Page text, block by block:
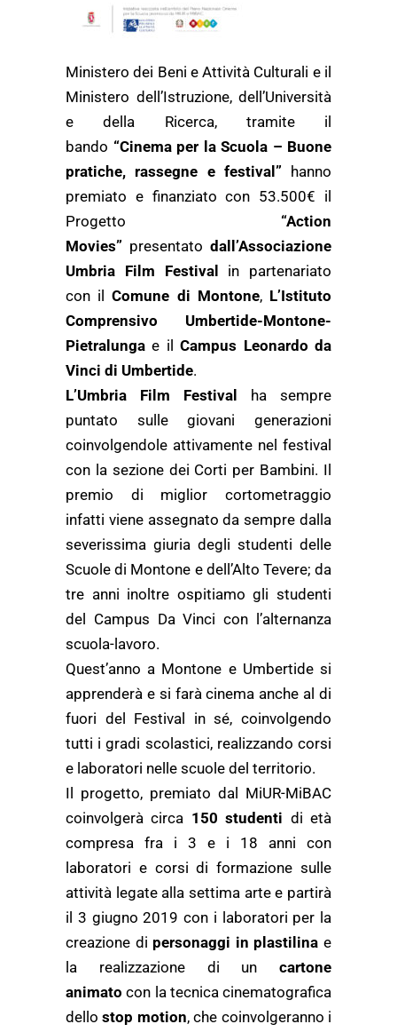
Ministero dei Beni e Attività Culturali e il
Ministero dell’Istruzione, dell’Università
e della Ricerca, tramite il
bando “Cinema per la Scuola – Buone
pratiche, rassegne e festival” hanno
premiato e finanziato con 53.500€ il
Progetto “Action
Movies” presentato dall’Associazione
Umbria Film Festival
in partenariato
con ilComune di Montone, L’Istituto
Comprensivo Umbertide-Montone-
Pietralunga e ilCampus Leonardo da
Vinci di Umbertide.
L’Umbria Film Festival
ha sempre
puntato sulle giovani generazioni
coinvolgendole attivamente nel festival
con la sezione dei Corti per Bambini. Il
premio di miglior cortometraggio
infatti viene assegnato da sempre dalla
severissima giuria degli studenti delle
Scuole di Montone e dell’Alto Tevere; da
tre anni inoltre ospitiamo gli studenti
del Campus Da Vinci con l’alternanza
scuola-lavoro.
Quest’anno a Montone e Umbertide si
apprenderà e si farà cinema anche al di
fuori del Festival in sé, coinvolgendo
tutti i gradi scolastici, realizzando corsi
e laboratori nelle scuole del territorio.
Il progetto, premiato dal MiUR-MiBAC
coinvolgerà circa 150 studenti di età
compresa fra i 3 e i 18 anni con
laboratori e corsi di formazione sulle
attività legate alla settima arte e partirà
il 3 giugno 2019 con i laboratori per la
creazione di personaggi in plastilina e
la realizzazione di un cartone
animato con la tecnica cinematografica
dellostop motion, che coinvolgeranno i